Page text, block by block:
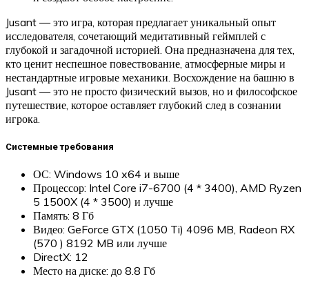
Jusant — это игра, которая предлагает уникальный опыт
исследователя, сочетающий медитативный геймплей с
глубокой и загадочной историей. Она предназначена для тех,
кто ценит неспешное повествование, атмосферные миры и
нестандартные игровые механики. Восхождение на башню в
Jusant — это не просто физический вызов, но и философское
путешествие, которое оставляет глубокий след в сознании
игрока.
Системные требования
ОС: Windows 10 x64 и выше
Процессор: Intel Core i7-6700 (4 * 3400), AMD Ryzen
5 1500X (4 * 3500) и лучше
Память: 8 Гб
Видео: GeForce GTX (1050 Ti) 4096 MB, Radeon RX
(570 ) 8192 MB или лучше
DirectX: 12
Место на диске: до 8.8 Гб